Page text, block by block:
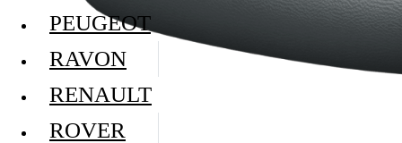
PEUGEOT
RAVON
RENAULT
ROVER